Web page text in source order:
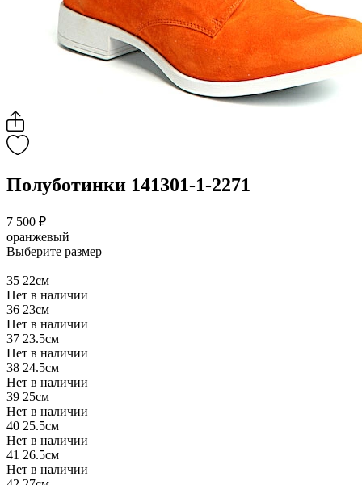
Полуботинки 141301-1-2271
7 500 ₽
оранжевый
Выберите размер
35 22см
Нет в наличии
36 23см
Нет в наличии
37 23.5см
Нет в наличии
38 24.5см
Нет в наличии
39 25см
Нет в наличии
40 25.5см
Нет в наличии
41 26.5см
Нет в наличии